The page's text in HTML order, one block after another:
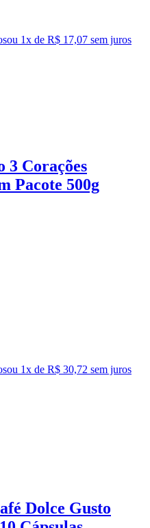
ou 1x de R$ 17,07 sem juros
3 Corações
Pacote 500g
ou 1x de R$ 30,72 sem juros
Dolce Gusto